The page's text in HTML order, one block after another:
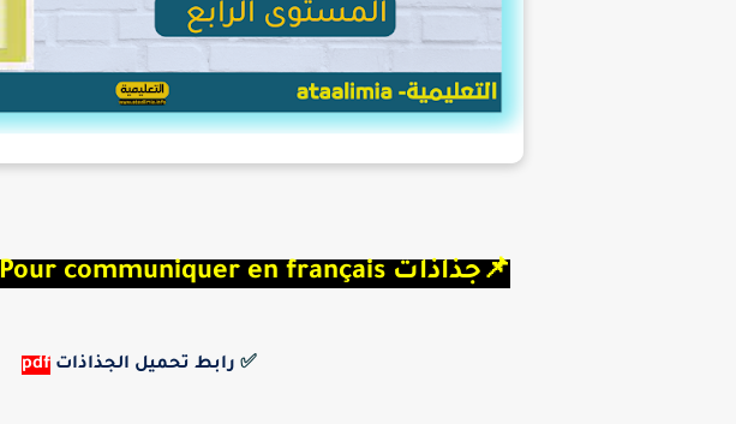
📌جذاذات Pour communiquer en français - المستوى الرابع
✅ رابط تحميل الجذاذات pdf